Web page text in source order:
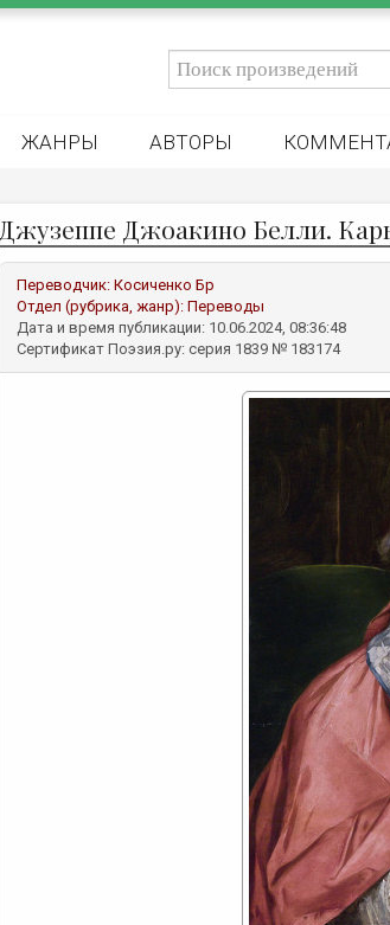
ЖАНРЫ АВТОРЫ
Джузеппе Джоакино Белли.
Переводчик: Косиченко Бр
Отдел (рубрика, жанр): Переводы
Дата и время публикации: 10.06.2024, 08:36:48
Сертификат Поэзия.ру: серия 1839 № 183174